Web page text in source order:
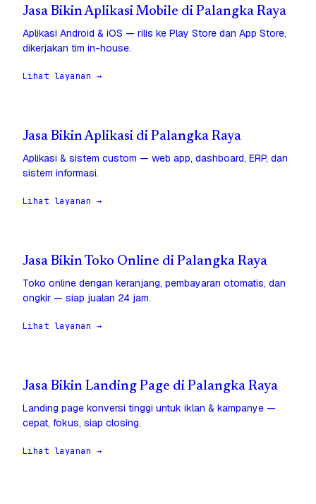
Jasa Bikin Aplikasi Mobile di Palangka Raya
Aplikasi Android & iOS — rilis ke Play Store dan App Store,
dikerjakan tim in-house.
Lihat layanan →
Jasa Bikin Aplikasi di Palangka Raya
Aplikasi & sistem custom — web app, dashboard, ERP, dan
sistem informasi.
Lihat layanan →
Jasa Bikin Toko Online di Palangka Raya
Toko online dengan keranjang, pembayaran otomatis, dan
ongkir — siap jualan 24 jam.
Lihat layanan →
Jasa Bikin Landing Page di Palangka Raya
Landing page konversi tinggi untuk iklan & kampanye —
cepat, fokus, siap closing.
Lihat layanan →